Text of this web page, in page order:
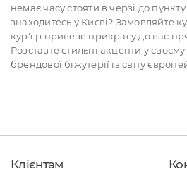
немає часу стояти в черзі до
знаходитесь у Києві? Замовляйте
кур'єр привезе прикрасу до вас
Розставте стильні акценти у
брендової біжутерії із світу
Клієнтам